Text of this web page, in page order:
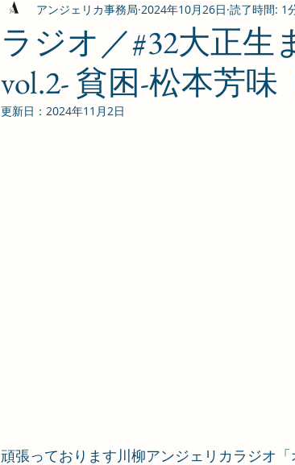
ラジオ／#32大正生
vol.2- 貧困-松本芳味
アンジェリカ事務局 2024年10月26日 読了時間: 1
更新日： 2024年11月2日
頑張っております川柳アンジェリカラジオ「